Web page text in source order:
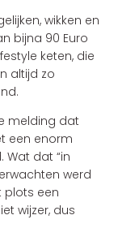
wikken en
bijna 90 Euro
keten, die
altijd zo
melding dat
een enorm
Wat dat “in
werd
plots een
wijzer, dus